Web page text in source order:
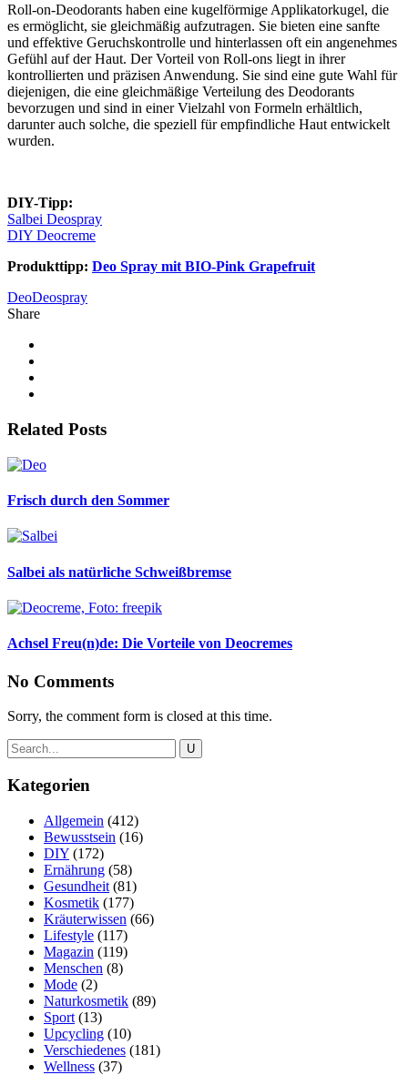
Roll-on-Deodorants haben eine kugelförmige Applikatorkugel, die
es ermöglicht, sie gleichmäßig aufzutragen. Sie bieten eine sanfte
und effektive Geruchskontrolle und hinterlassen oft ein angenehmes
Gefühl auf der Haut. Der Vorteil von Roll-ons liegt in ihrer
kontrollierten und präzisen Anwendung. Sie sind eine gute Wahl für
diejenigen, die eine gleichmäßige Verteilung des Deodorants
bevorzugen und sind in einer Vielzahl von Formeln erhältlich,
darunter auch solche, die speziell für empfindliche Haut entwickelt
wurden.
DIY-Tipp:
Salbei Deospray
DIY Deocreme
Produkttipp: Deo Spray mit BIO-Pink Grapefruit
DeoDeospray
Share
Related Posts
Frisch durch den Sommer
Salbei als natürliche Schweißbremse
Achsel Freu(n)de: Die Vorteile von Deocremes
No Comments
Sorry, the comment form is closed at this time.
Kategorien
Allgemein (412)
Bewusstsein (16)
DIY (172)
Ernährung (58)
Gesundheit (81)
Kosmetik (177)
Kräuterwissen (66)
Lifestyle (117)
Magazin (119)
Menschen (8)
Mode (2)
Naturkosmetik (89)
Sport (13)
Upcycling (10)
Verschiedenes (181)
Wellness (37)